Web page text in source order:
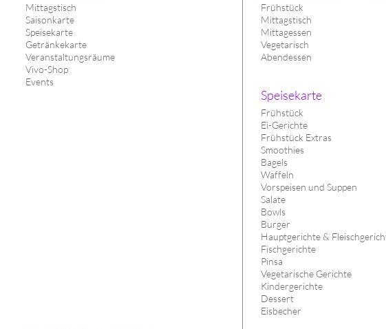
Mittagstisch
Saisonkarte
Speisekarte
Getränkekarte
Veranstaltungsräume
Vivo-Shop
Events
Frühstück
Mittagstisch
Mittagessen
Vegetarisch
Abendessen
Speisekarte
Frühstück
Ei-Gerichte
Frühstück Extras
Smoothies
Bagels
Waffeln
Vorspeisen und Suppen
Salate
Bowls
Burger
Hauptgerichte &
Fischgerichte
Pinsa
Vegetarische Gerichte
Kindergerichte
Dessert
Eisbecher